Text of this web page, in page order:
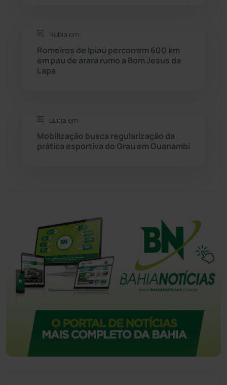
Sudoeste Baiano
Tanhaçu (426)
Tecnologia
Urandi (157)
Rúbia em:
Romeiros de Ipiaú percorrem 600 km
em pau de arara rumo a Bom Jesus da
Lapa
Lúcia em:
Mobilização busca regularização da
prática esportiva do Grau em Guanambi